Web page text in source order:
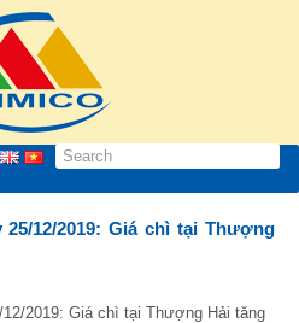
12/2019: Giá chì tại Thượng